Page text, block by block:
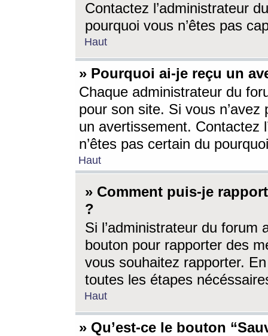
Contactez l’administrateur
pourquoi vous n’êtes pas
Haut
» Pourquoi ai-je reçu un
Chaque administrateur du
pour son site. Si vous
un avertissement. Contactez
n’êtes pas certain du
Haut
» Comment puis-je
?
Si l’administrateur du forum
bouton pour rapporter des
vous souhaitez rapporter.
toutes les étapes
Haut
» Qu’est-ce le bouton